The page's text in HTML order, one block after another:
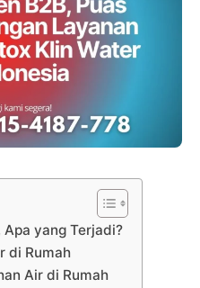
yang Terjadi?
di Rumah
Air di Rumah